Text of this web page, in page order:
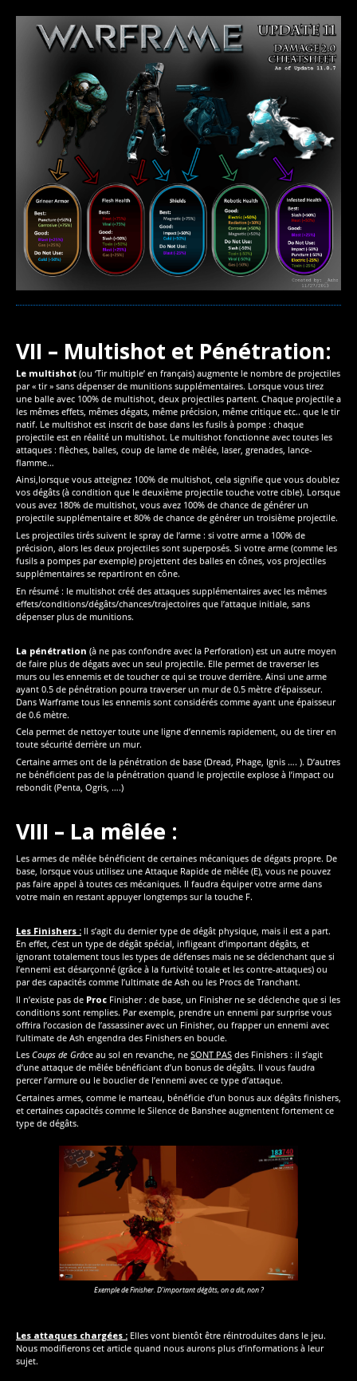
VII – Multishot et Pénétration:
Le multishot (ou ‘Tir multiple’ en français) augmente le nombre de projectiles
par « tir » sans dépenser de munitions supplémentaires. Lorsque vous tirez
une balle avec 100% de multishot, deux projectiles partent. Chaque projectile a
les mêmes effets, mêmes dégats, même précision, même critique etc.. que le tir
natif. Le multishot est inscrit de base dans les fusils à pompe : chaque
projectile est en réalité un multishot. Le multishot fonctionne avec toutes les
attaques : flèches, balles, coup de lame de mêlée, laser, grenades, lance-
flamme…
Ainsi,lorsque vous atteignez 100% de multishot, cela signifie que vous doublez
vos dégâts (à condition que le deuxième projectile touche votre cible). Lorsque
vous avez 180% de multishot, vous avez 100% de chance de générer un
projectile supplémentaire et 80% de chance de générer un troisième projectile.
Les projectiles tirés suivent le spray de l’arme : si votre arme a 100% de
précision, alors les deux projectiles sont superposés. Si votre arme (comme les
fusils a pompes par exemple) projettent des balles en cônes, vos projectiles
supplémentaires se repartiront en cône.
En résumé : le multishot créé des attaques supplémentaires avec les mêmes
effets/conditions/dégâts/chances/trajectoires que l’attaque initiale, sans
dépenser plus de munitions.
La pénétration (à ne pas confondre avec la Perforation) est un autre moyen
de faire plus de dégats avec un seul projectile. Elle permet de traverser les
murs ou les ennemis et de toucher ce qui se trouve derrière. Ainsi une arme
ayant 0.5 de pénétration pourra traverser un mur de 0.5 mètre d’épaisseur.
Dans Warframe tous les ennemis sont considérés comme ayant une épaisseur
de 0.6 mètre.
Cela permet de nettoyer toute une ligne d’ennemis rapidement, ou de tirer en
toute sécurité derrière un mur.
Certaine armes ont de la pénétration de base (Dread, Phage, Ignis …. ). D’autres
ne bénéficient pas de la pénétration quand le projectile explose à l’impact ou
rebondit (Penta, Ogris, ….)
VIII – La mêlée :
Les armes de mêlée bénéficient de certaines mécaniques de dégats propre. De
base, lorsque vous utilisez une Attaque Rapide de mêlée (E), vous ne pouvez
pas faire appel à toutes ces mécaniques. Il faudra équiper votre arme dans
votre main en restant appuyer longtemps sur la touche F.
Les Finishers : Il s’agit du dernier type de dégât physique, mais il est a part.
En effet, c’est un type de dégât spécial, infligeant d’important dégâts, et
ignorant totalement tous les types de défenses mais ne se déclenchant que si
l’ennemi est désarçonné (grâce à la furtivité totale et les contre-attaques) ou
par des capacités comme l’ultimate de Ash ou les Procs de Tranchant.
Il n’existe pas de Proc Finisher : de base, un Finisher ne se déclenche que si les
conditions sont remplies. Par exemple, prendre un ennemi par surprise vous
offrira l’occasion de l’assassiner avec un Finisher, ou frapper un ennemi avec
l’ultimate de Ash engendra des Finishers en boucle.
Les Coups de Grâce au sol en revanche, ne SONT PAS des Finishers : il s’agit
d’une attaque de mêlée bénéficiant d’un bonus de dégâts. Il vous faudra
percer l’armure ou le bouclier de l’ennemi avec ce type d’attaque.
Certaines armes, comme le marteau, bénéficie d’un bonus aux dégâts finishers,
et certaines capacités comme le Silence de Banshee augmentent fortement ce
type de dégâts.
Exemple de Finisher. D’important dégâts, on a dit, non ?
Les attaques chargées : Elles vont bientôt être réintroduites dans le jeu.
Nous modifierons cet article quand nous aurons plus d’informations à leur
sujet.